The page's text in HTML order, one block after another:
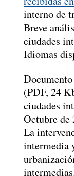
interno de
Breve
ciudades
Idiomas
(PDF, 24
ciudades
Octubre
La
intermedia